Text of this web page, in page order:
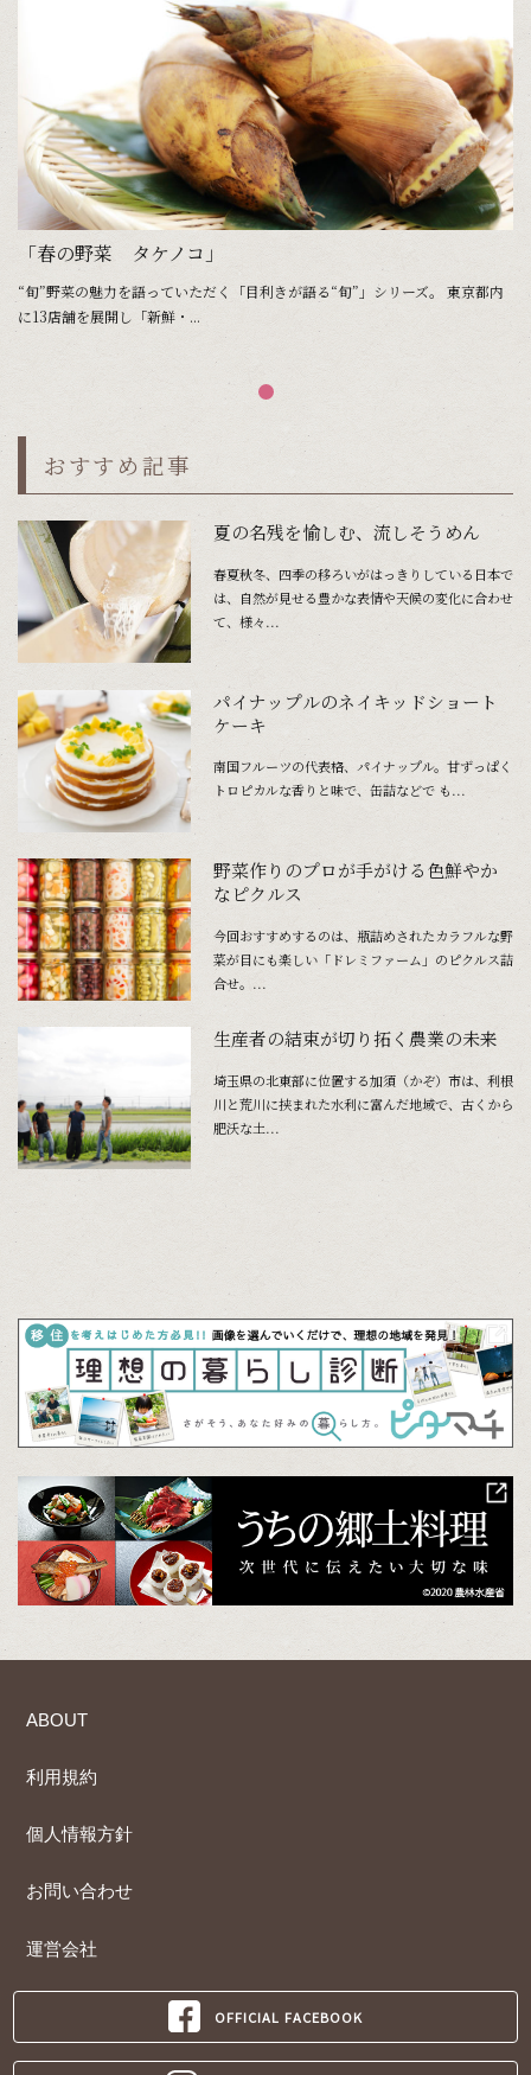
「春の野菜 タケノコ」
“旬”野菜の魅力を語っていただく「目利きが語る“旬”」シリーズ。 東京都内
に13店舗を展開し「新鮮・...
おすすめ記事
夏の名残を愉しむ、流しそうめん
春夏秋冬、四季の移ろいがはっきりしている日本で
は、自然が見せる豊かな表情や天候の変化に合わせ
て、様々...
パイナップルのネイキッドショート
ケーキ
南国フルーツの代表格、パイナップル。甘ずっぱく
トロピカルな香りと味で、缶詰などで も...
野菜作りのプロが手がける色鮮やか
なピクルス
今回おすすめするのは、瓶詰めされたカラフルな野
菜が目にも楽しい「ドレミファーム」のピクルス詰
合せ。...
生産者の結束が切り拓く農業の未来
埼玉県の北東部に位置する加須（かぞ）市は、利根
川と荒川に挟まれた水利に富んだ地域で、古くから
肥沃な土...
ABOUT
利用規約
個人情報方針
お問い合わせ
運営会社
OFFICIAL FACEBOOK